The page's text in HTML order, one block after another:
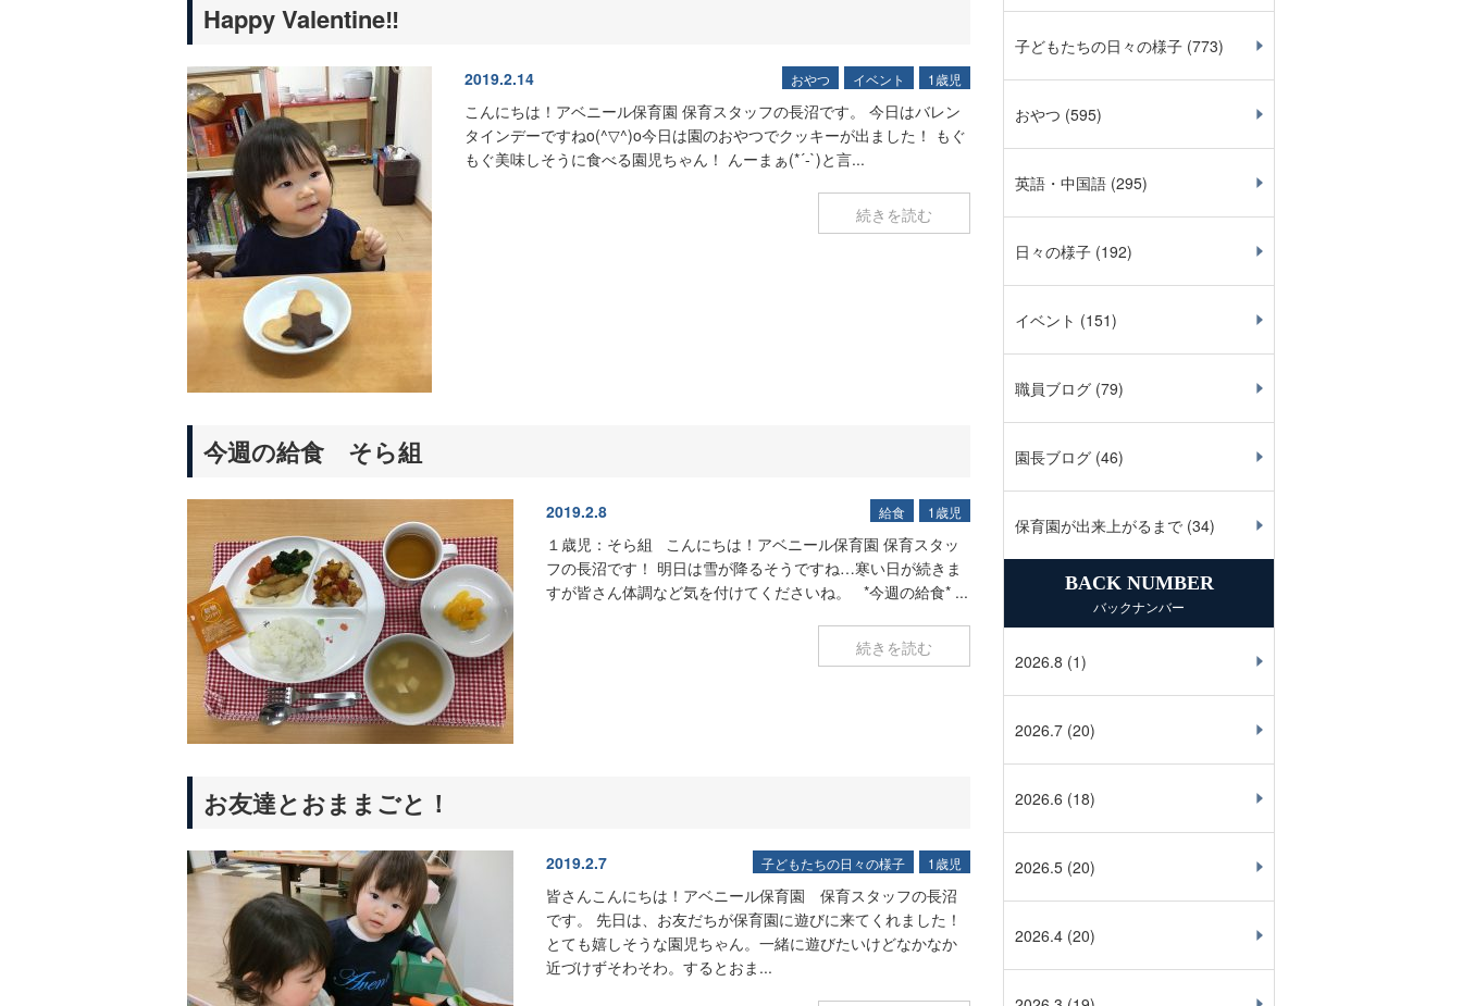
Happy Valentine‼︎
2019.2.14 1歳児
イベント
おやつ
こんにちは！アベニール保育園 保育スタッフの長沼です。 今日はバレン
タインデーですねo(^▽^)o今日は園のおやつでクッキーが出ました！ もぐ
もぐ美味しそうに食べる園児ちゃん！ んーまぁ(*´-`)と言...
続きを読む
今週の給食 そら組
2019.2.8 1歳児
給食
１歳児：そら組 こんにちは！アベニール保育園 保育スタッ
フの長沼です！ 明日は雪が降るそうですね…寒い日が続きま
すが皆さん体調など気を付けてくださいね。 *今週の給食* ...
続きを読む
お友達とおままごと！
2019.2.7 1歳児
子どもたちの日々の様子
皆さんこんにちは！アベニール保育園 保育スタッフの長沼
です。 先日は、お友だちが保育園に遊びに来てくれました！
とても嬉しそうな園児ちゃん。一緒に遊びたいけどなかなか
近づけずそわそわ。するとおま...
子どもたちの日々の様子 (773)
おやつ (595)
英語・中国語 (295)
日々の様子 (192)
イベント (151)
職員ブログ (79)
園長ブログ (46)
保育園が出来上がるまで (34)
BACK NUMBER
バックナンバー
2026.8 (1)
2026.7 (20)
2026.6 (18)
2026.5 (20)
2026.4 (20)